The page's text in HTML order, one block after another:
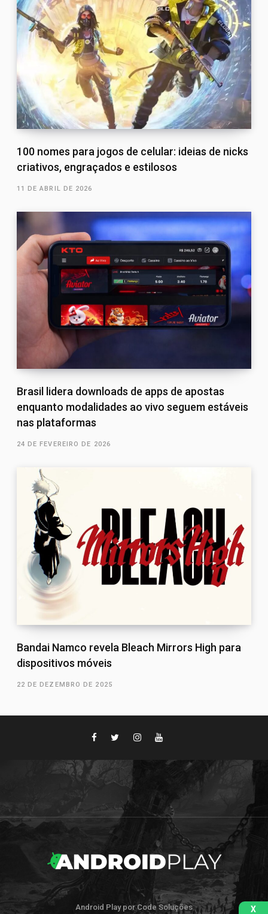
100 nomes para jogos de celular: ideias de nicks
criativos, engraçados e estilosos
11 DE ABRIL DE 2026
Brasil lidera downloads de apps de apostas
enquanto modalidades ao vivo seguem estáveis
nas plataformas
24 DE FEVEREIRO DE 2026
Bandai Namco revela Bleach Mirrors High para
dispositivos móveis
22 DE DEZEMBRO DE 2025
Android Play por Code Soluções X